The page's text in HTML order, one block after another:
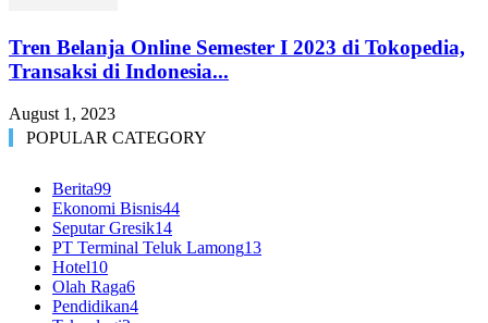
Tren Belanja Online Semester I 2023 di Tokopedia,
Transaksi di Indonesia...
August 1, 2023
POPULAR CATEGORY
Berita99
Ekonomi Bisnis44
Seputar Gresik14
PT Terminal Teluk Lamong13
Hotel10
Olah Raga6
Pendidikan4